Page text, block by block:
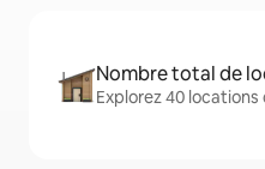
Nombre total de
Explorez 40